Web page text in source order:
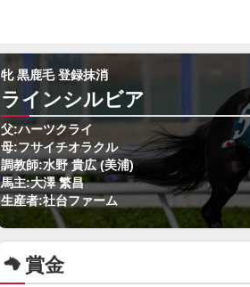
牝 黒鹿毛 登録抹消
ラインシルビア
父:ハーツクライ
母:フサイチオラクル
調教師:水野 貴広 (美浦)
馬主:大澤 繁昌
生産者:社台ファーム
賞金